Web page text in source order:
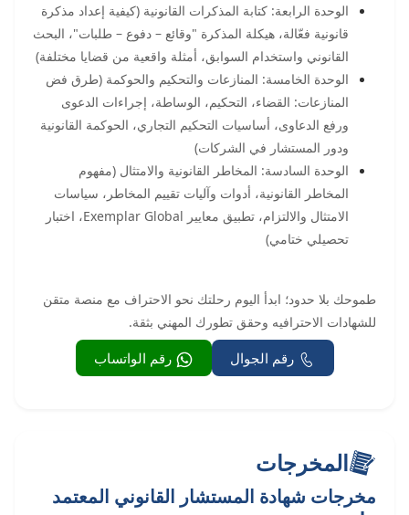
الوحدة الرابعة: كتابة المذكرات القانونية (كيفية إعداد مذكرة
قانونية فعّالة، هيكلة المذكرة "وقائع – دفوع – طلبات"، البحث
القانوني واستخدام السوابق، أمثلة واقعية من قضايا مختلفة)
الوحدة الخامسة: المنازعات والتحكيم والحوكمة (طرق فض
المنازعات: القضاء، التحكيم، الوساطة، إجراءات الدعوى
ورفع الدعاوى، أساسيات التحكيم التجاري، الحوكمة القانونية
ودور المستشار في الشركات)
الوحدة السادسة: المخاطر القانونية والامتثال (مفهوم
المخاطر القانونية، أدوات وآليات تقييم المخاطر، سياسات
الامتثال والالتزام، تطبيق معايير Exemplar Global، اختبار
تحصيلي ختامي)
طموحك بلا حدود؛ ابدأ اليوم رحلتك نحو الاحتراف مع منصة متقن
للشهادات الاحترافيه وحقق تطورك المهني بثقة.
رقم الجوال رقم الواتساب
المخرجات
مخرجات شهادة المستشار القانوني المعتمد